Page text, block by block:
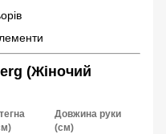
(Жіночий
Довжина руки
(см)